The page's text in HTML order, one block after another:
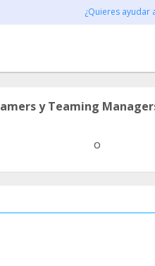
¿Quieres ayudar
y Teaming
o